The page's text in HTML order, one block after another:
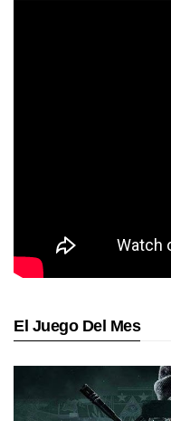
El Juego Del Mes